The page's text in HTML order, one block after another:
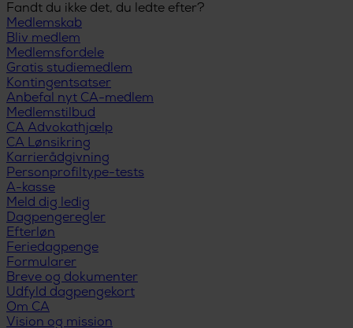
Fandt du ikke det, du ledte efter?
Medlemskab
Bliv medlem
Medlemsfordele
Gratis studiemedlem
Kontingentsatser
Anbefal nyt CA-medlem
Medlemstilbud
CA Advokathjælp
CA Lønsikring
Karrierådgivning
Personprofiltype-tests
A-kasse
Meld dig ledig
Dagpengeregler
Efterløn
Feriedagpenge
Formularer
Breve og dokumenter
Udfyld dagpengekort
Om CA
Vision og mission